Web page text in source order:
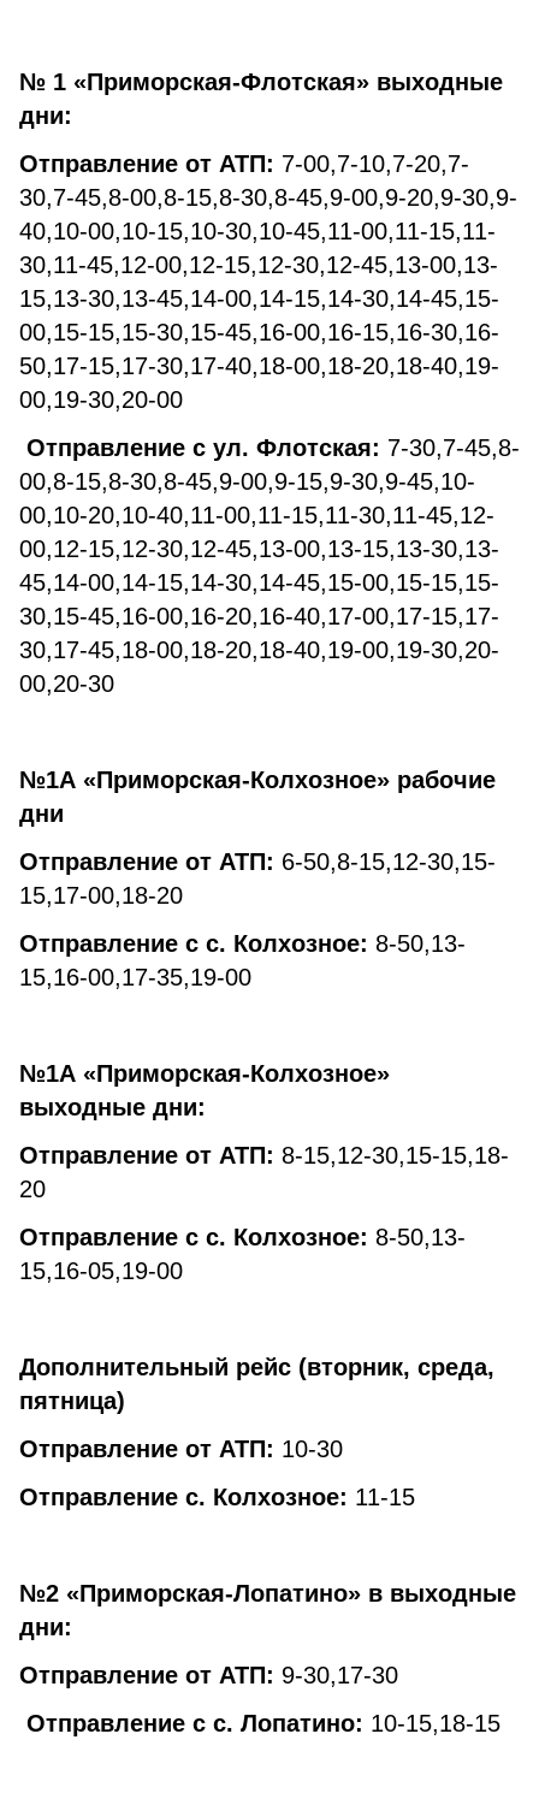
№ 1 «Приморская-Флотская» выходные
дни:
Отправление от АТП: 7-00,7-10,7-20,7-
30,7-45,8-00,8-15,8-30,8-45,9-00,9-20,9-30,9-
40,10-00,10-15,10-30,10-45,11-00,11-15,11-
30,11-45,12-00,12-15,12-30,12-45,13-00,13-
15,13-30,13-45,14-00,14-15,14-30,14-45,15-
00,15-15,15-30,15-45,16-00,16-15,16-30,16-
50,17-15,17-30,17-40,18-00,18-20,18-40,19-
00,19-30,20-00
Отправление с ул. Флотская: 7-30,7-45,8-
00,8-15,8-30,8-45,9-00,9-15,9-30,9-45,10-
00,10-20,10-40,11-00,11-15,11-30,11-45,12-
00,12-15,12-30,12-45,13-00,13-15,13-30,13-
45,14-00,14-15,14-30,14-45,15-00,15-15,15-
30,15-45,16-00,16-20,16-40,17-00,17-15,17-
30,17-45,18-00,18-20,18-40,19-00,19-30,20-
00,20-30
№1А «Приморская-Колхозное» рабочие
дни
Отправление от АТП: 6-50,8-15,12-30,15-
15,17-00,18-20
Отправление с с. Колхозное: 8-50,13-
15,16-00,17-35,19-00
№1А «Приморская-Колхозное»
выходные дни:
Отправление от АТП: 8-15,12-30,15-15,18-
20
Отправление с с. Колхозное: 8-50,13-
15,16-05,19-00
Дополнительный рейс (вторник, среда,
пятница)
Отправление от АТП: 10-30
Отправление с. Колхозное: 11-15
№2 «Приморская-Лопатино» в выходные
дни:
Отправление от АТП: 9-30,17-30
Отправление с с. Лопатино: 10-15,18-15